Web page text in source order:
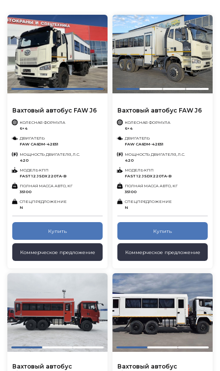
Вахтовый автобус FAW J6
КОЛЕСНАЯ ФОРМУЛА
6×4
ДВИГАТЕЛЬ
FAW CA6DM-42E51
МОЩНОСТЬ ДВИГАТЕЛЯ, Л.С.
420
МОДЕЛЬ КПП
FAST 12 JSDX220TA-B
ПОЛНАЯ МАССА АВТО, КГ
35100
СПЕЦПРЕДЛОЖЕНИЕ
N
Купить
Коммерческое предложение
Вахтовый автобус FAW J6
КОЛЕСНАЯ ФОРМУЛА
6×4
ДВИГАТЕЛЬ
FAW CA6DM-42E51
МОЩНОСТЬ ДВИГАТЕЛЯ, Л.С.
420
МОДЕЛЬ КПП
FAST 12 JSDX220TA-B
ПОЛНАЯ МАССА АВТО, КГ
35100
СПЕЦПРЕДЛОЖЕНИЕ
N
Купить
Коммерческое предложение
Вахтовый автобус
Вахтовый автобус